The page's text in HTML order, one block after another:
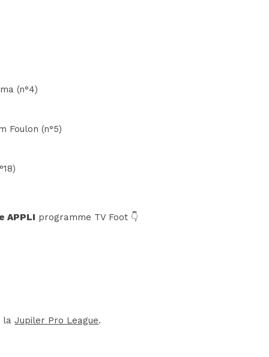
(n°4)
Foulon (n°5)
APPLI programme TV Foot 👇
laJupiler Pro League.